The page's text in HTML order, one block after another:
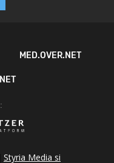
MED.OVER.NET
Styria Media si